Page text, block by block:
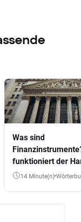
Was sind
funktioniert der
Aktien, ETFs & Co.
14 Minute(n)